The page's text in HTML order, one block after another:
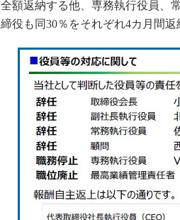
全額返納する他、専務執行役員、
締役も同30％をそれぞれ4カ月間返